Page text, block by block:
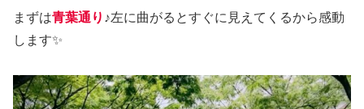
まずは青葉通り ♪左に曲がるとすぐに見えてくるから感動
します✨